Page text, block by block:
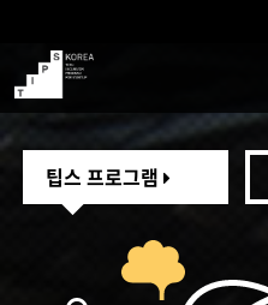
TIPS
팁스 프로그램